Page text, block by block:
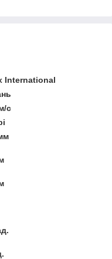
International
с